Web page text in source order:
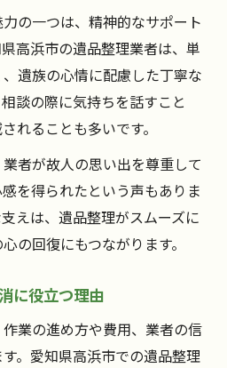
の一つは、精神的なサポート
高浜市の遺品整理業者は、単
遺族の心情に配慮した丁寧な
談の際に気持ちを話すこと
れることも多いです。
者が故人の思い出を尊重して
を得られたという声もありま
えは、遺品整理がスムーズに
の回復にもつながります。
に役立つ理由
業の進め方や費用、業者の信
。愛知県高浜市での遺品整理